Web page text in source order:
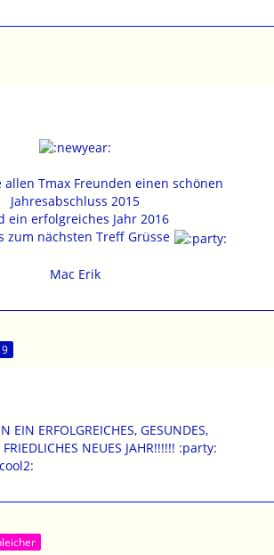
allen Tmax Freunden einen schönen
Jahresabschluss 2015
ein erfolgreiches Jahr 2016
zum nächsten Treff Grüsse
Mac Erik
EIN ERFOLGREICHES, GESUNDES,
NEUES JAHR!!!!!! :party: